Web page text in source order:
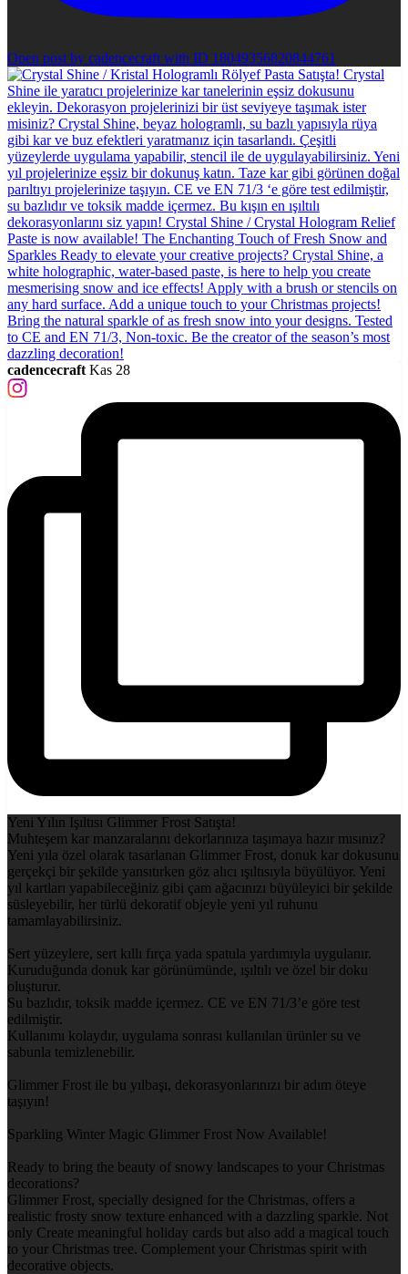
Open post by cadencecraft with ID 18049356820844761
cadencecraft Kas 28
Yeni Yılın Işıltısı Glimmer Frost Satışta!
Muhteşem kar manzaralarını dekorlarınıza taşımaya hazır mısınız?
Yeni yıla özel olarak tasarlanan Glimmer Frost, donuk kar dokusunu
gerçekçi bir şekilde yansıtırken göz alıcı ışıltısıyla büyülüyor. Yeni
yıl kartları yapabileceğiniz gibi çam ağacınızı büyüleyici bir şekilde
süsleyebilir, her türlü dekoratif objeyle yeni yıl ruhunu
tamamlayabilirsiniz.
Sert yüzeylere, sert kıllı fırça yada spatula yardımıyla uygulanır.
Kuruduğunda donuk kar görünümünde, ışıltılı ve özel bir doku
oluşturur.
Su bazlıdır, toksik madde içermez. CE ve EN 71/3’e göre test
edilmiştir.
Kullanımı kolaydır, uygulama sonrası kullanılan ürünler su ve
sabunla temizlenebilir.
Glimmer Frost ile bu yılbaşı, dekorasyonlarınızı bir adım öteye
taşıyın!
Sparkling Winter Magic Glimmer Frost Now Available!
Ready to bring the beauty of snowy landscapes to your Christmas
decorations?
Glimmer Frost, specially designed for the Christmas, offers a
realistic frosty snow texture enhanced with a dazzling sparkle. Not
only Create meaningful holiday cards but also add a magical touch
to your Christmas tree. Complement your Christmas spirit with
decorative objects.